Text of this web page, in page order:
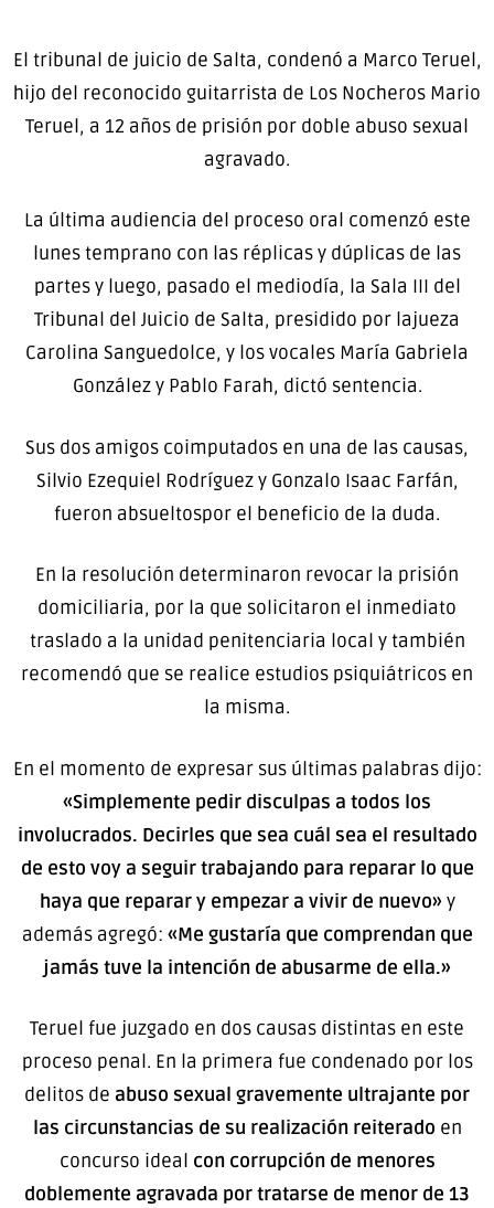
El tribunal de juicio de Salta, condenó a Marco Teruel,
hijo del reconocido guitarrista de Los Nocheros Mario
Teruel, a 12 años de prisión por doble abuso sexual
agravado.
La última audiencia del proceso oral comenzó este
lunes temprano con las réplicas y dúplicas de las
partes y luego, pasado el mediodía, la Sala III del
Tribunal del Juicio de Salta, presidido por lajueza
Carolina Sanguedolce, y los vocales María Gabriela
González y Pablo Farah, dictó sentencia.
Sus dos amigos coimputados en una de las causas,
Silvio Ezequiel Rodríguez y Gonzalo Isaac Farfán,
fueron absueltospor el beneficio de la duda.
En la resolución determinaron revocar la prisión
domiciliaria, por la que solicitaron el inmediato
traslado a la unidad penitenciaria local y también
recomendó que se realice estudios psiquiátricos en
la misma.
En el momento de expresar sus últimas palabras dijo:
«Simplemente pedir disculpas a todos los
involucrados. Decirles que sea cuál sea el resultado
de esto voy a seguir trabajando para reparar lo que
haya que reparar y empezar a vivir de nuevo»y
además agregó: «Me gustaría que comprendan que
jamás tuve la intención de abusarme de ella.»
Teruel fue juzgado en dos causas distintas en este
proceso penal. En la primera fue condenado por los
delitos de abuso sexual gravemente ultrajante por
las circunstancias de su realización reiterado en
concurso ideal con corrupción de menores
doblemente agravada por tratarse de menor de 13